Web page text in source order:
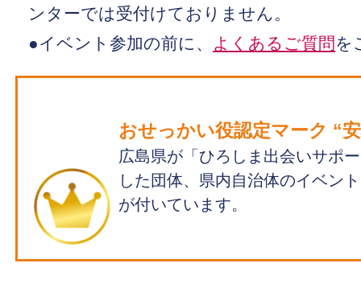
ンターでは受付けておりません。
●イベント参加の前に、
よくあるご質問を
おせっかい役認定マーク “
広島県が「ひろしま出会いサポ
した団体、県内自治体のイベン
が付いています。